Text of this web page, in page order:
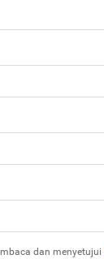
dan menyetujui